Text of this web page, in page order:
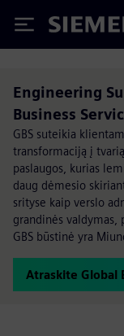
Siemens
Engineering
Business
GBS suteikia
transformaciją į
paslaugos, kurias
daug dėmesio
srityse kaip verslo
grandinės valdymas,
GBS būstinė yra
Atraskite Global